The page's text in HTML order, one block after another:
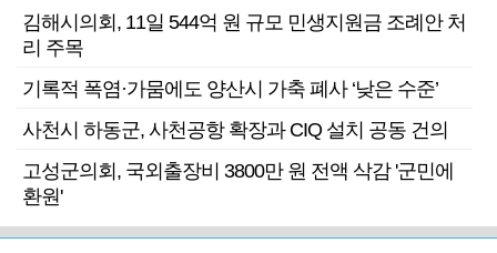
김해시의회, 11일 544억 원 규모 민생지원금 조례안 처
리 주목
기록적 폭염·가뭄에도 양산시 가축 폐사 ‘낮은 수준’
사천시 하동군, 사천공항 확장과 CIQ 설치 공동 건의
고성군의회, 국외출장비 3800만 원 전액 삭감 '군민에
환원'